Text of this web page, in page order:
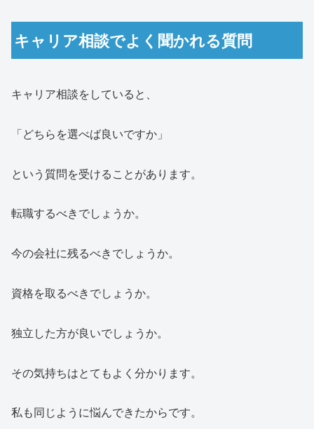
キャリア相談でよく聞かれる質問
キャリア相談をしていると、
「どちらを選べば良いですか」
という質問を受けることがあります。
転職するべきでしょうか。
今の会社に残るべきでしょうか。
資格を取るべきでしょうか。
独立した方が良いでしょうか。
その気持ちはとてもよく分かります。
私も同じように悩んできたからです。